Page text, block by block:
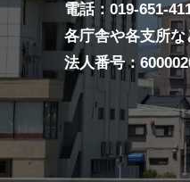
電話：019-651-
各庁舎や各支所
法人番号：